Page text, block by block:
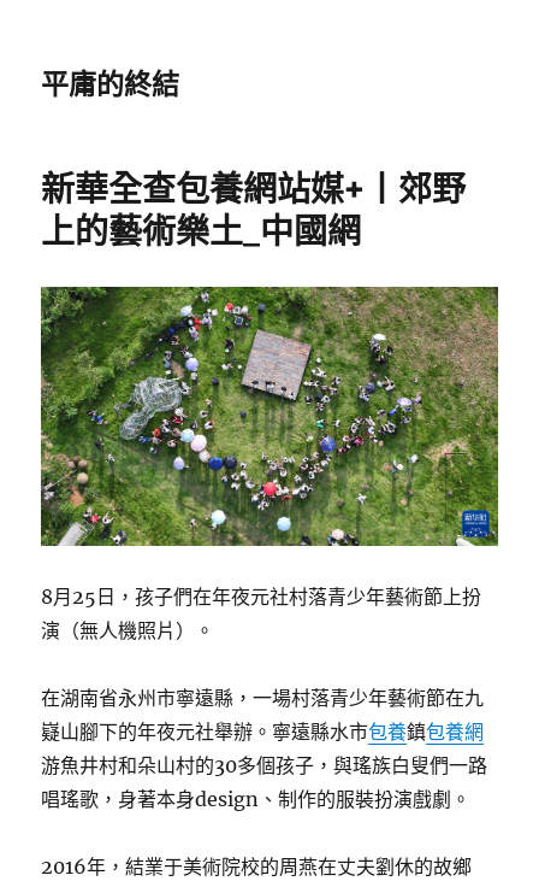
平庸的終結
新華全查包養網站媒+丨郊野
上的藝術樂土_中國網
8月25日，孩子們在年夜元社村落青少年藝術節上扮
演（無人機照片）。
在湖南省永州市寧遠縣，一場村落青少年藝術節在九
嶷山腳下的年夜元社舉辦。寧遠縣水市包養鎮包養網
游魚井村和朵山村的30多個孩子，與瑤族白叟們一路
唱瑤歌，身著本身design、制作的服裝扮演戲劇。
2016年，結業于美術院校的周燕在丈夫劉休的故鄉